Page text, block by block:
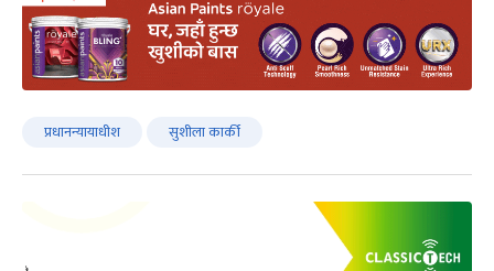
प्रधानन्यायाधीश सुशीला कार्की